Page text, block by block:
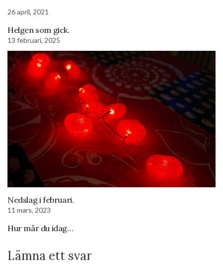
26 april, 2021
Helgen som gick.
13 februari, 2025
Nedslag i februari.
11 mars, 2023
Hur mår du idag…
Lämna ett svar